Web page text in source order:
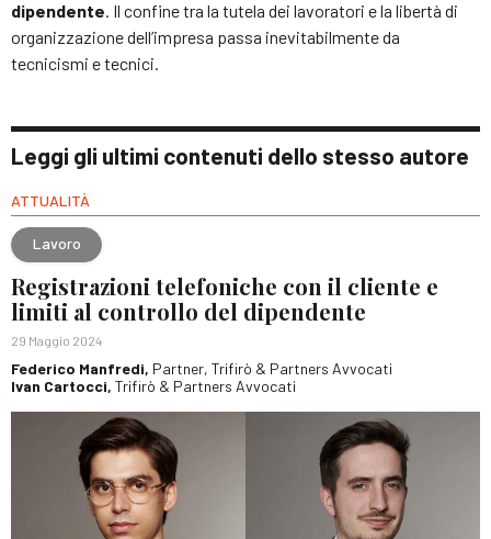
dipendente. Il confine tra la tutela dei lavoratori e la libertà di
organizzazione dell’impresa passa inevitabilmente da
tecnicismi e tecnici.
Leggi gli ultimi contenuti dello stesso autore
ATTUALITÀ
Lavoro
Registrazioni telefoniche con il cliente e
limiti al controllo del dipendente
29 Maggio 2024
Federico Manfredi, Partner, Trifirò & Partners Avvocati
Ivan Cartocci, Trifirò & Partners Avvocati